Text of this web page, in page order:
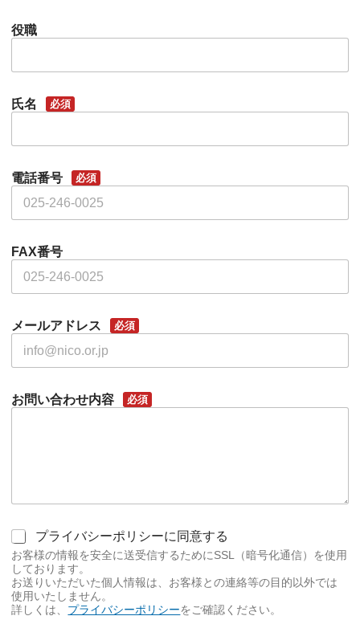
役職
氏名 必須
電話番号 必須
FAX番号
メールアドレス 必須
お問い合わせ内容 必須
同
意
事
項
必
須
プライバシーポリシーに同意する
お客様の情報を安全に送受信するためにSSL（暗号化通信）を使用
しております。
お送りいただいた個人情報は、お客様との連絡等の目的以外では
使用いたしません。
詳しくは、 プライバシーポリシーをご確認ください。